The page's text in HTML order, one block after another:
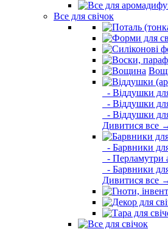
Все для свічок
- Віддушки
- Віддушки
- Віддушки
Дивитися все
- Барвники для
- Перламутри
- Барвники
Дивитися все